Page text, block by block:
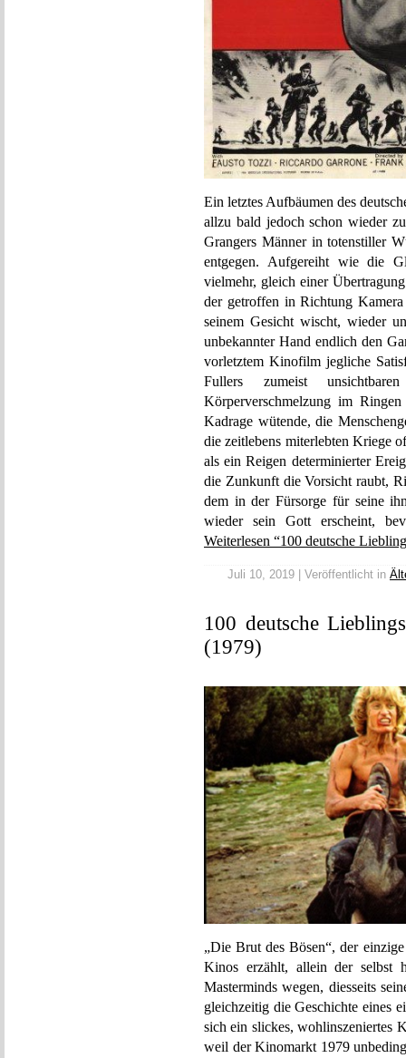
Ein letztes Aufbäumen des
allzu bald jedoch schon wieder
Grangers Männer in totenstiller
entgegen. Aufgereiht wie die
vielmehr, gleich einer
der getroffen in Richtung
seinem Gesicht wischt, wieder
unbekannter Hand endlich den
vorletztem Kinofilm jegliche
Fullers zumeist
Körperverschmelzung im
Kadrage wütende, die
die zeitlebens miterlebten Kriege
als ein Reigen determinierter
die Zunkunft die Vorsicht raubt,
dem in der Fürsorge für seine
wieder sein Gott erscheint,
Weiterlesen “100 deutsche
Juli 10, 2019 | Veröffentlicht in
100 deutsche
(1979)
„Die Brut des Bösen“, der
Kinos erzählt, allein der selbst
Masterminds wegen, diesseits
gleichzeitig die Geschichte eines
sich ein slickes, wohlinszeniertes
weil der Kinomarkt 1979